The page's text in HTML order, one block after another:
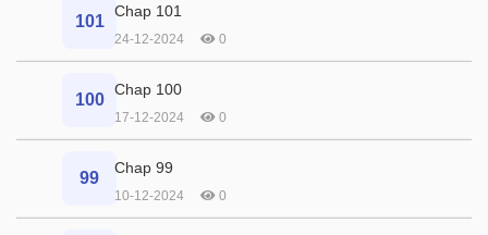
101
Chap 101
24-12-2024 0
100
Chap 100
17-12-2024 0
99
Chap 99
10-12-2024 0